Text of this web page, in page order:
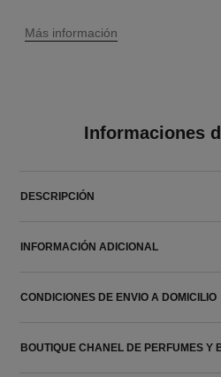
↩
Más información
Informaciones
DESCRIPCIÓN
INFORMACIÓN ADICIONAL
CONDICIONES DE ENVIO A DOMICILIO
BOUTIQUE CHANEL DE PERFUMES Y